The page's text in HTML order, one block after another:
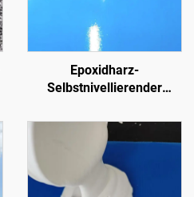
Epoxidharz-
Selbstnivellierender
gewerbliche, industrielle
und hochwertige
Wohnprojekte